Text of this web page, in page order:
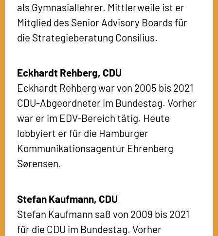
als Gymnasiallehrer. Mittlerweile ist er
Mitglied des Senior Advisory Boards für
die Strategieberatung Consilius.
Eckhardt Rehberg, CDU
Eckhardt Rehberg war von 2005 bis 2021
CDU-Abgeordneter im Bundestag. Vorher
war er im EDV-Bereich tätig. Heute
lobbyiert er für die Hamburger
Kommunikationsagentur Ehrenberg
Sørensen.
Stefan Kaufmann, CDU
Stefan Kaufmann saß von 2009 bis 2021
für die CDU im Bundestag. Vorher